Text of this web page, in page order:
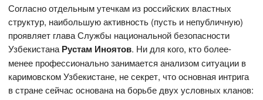
Согласно отдельным утечкам из российских властных
структур, наибольшую активность (пусть и непубличную)
проявляет глава Службы национальной безопасности
УзбекистанаРустам Иноятов. Ни для кого, кто более-
менее профессионально занимается анализом ситуации в
каримовском Узбекистане, не секрет, что основная интрига
в стране сейчас основана на борьбе двух условных кланов: